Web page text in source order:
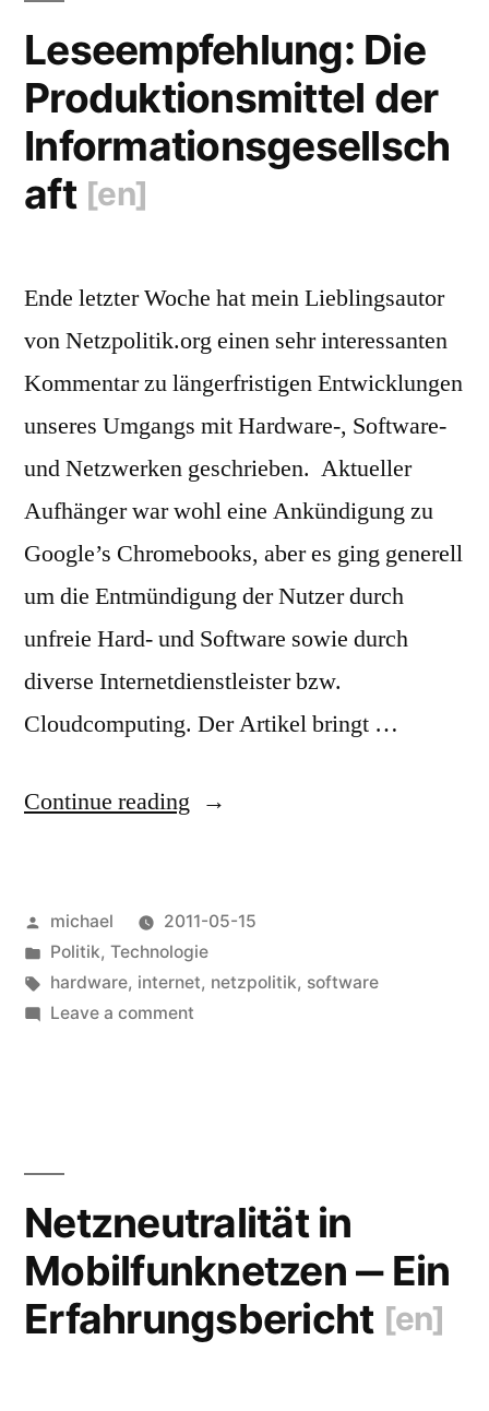
Edition
Leseempfehlung: Die
Produktionsmittel der
Informationsgesellsch
aft [en]
Ende letzter Woche hat mein Lieblingsautor
von Netzpolitik.org einen sehr interessanten
Kommentar zu längerfristigen Entwicklungen
unseres Umgangs mit Hardware-, Software-
und Netzwerken geschrieben. Aktueller
Aufhänger war wohl eine Ankündigung zu
Google’s Chromebooks, aber es ging generell
um die Entmündigung der Nutzer durch
unfreie Hard- und Software sowie durch
diverse Internetdienstleister bzw.
Cloudcomputing. Der Artikel bringt …
Continue reading Leseempfehlung:
der
Informationsgesellschaft
[en]
Posted
by
michael
2011-05-15
Posted
in
Politik, Technologie
Tags:
hardware, internet, netzpolitik, software
Leave a commenton
Netzneutralität in
Mobilfunknetzen ‒ Ein
Erfahrungsbericht [en]